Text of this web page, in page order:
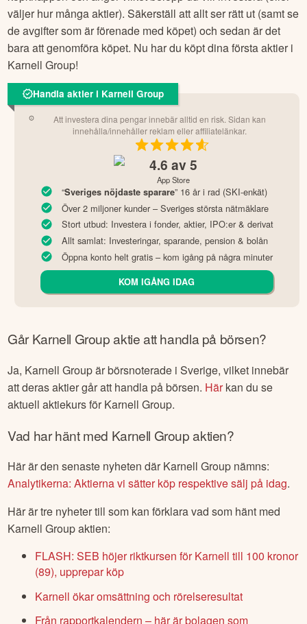
väljer hur många aktier). Säkerställ att allt ser rätt ut (samt se
de avgifter som är förenade med köpet) och sedan är det
bara att genomföra köpet. Nu har du köpt dina första aktier i
Karnell Group!
Handla aktier i Karnell Group
Att investera dina pengar innebär alltid en risk. Sidan kan
innehålla/innehåller reklam eller affiliatelänkar.
4.6 av 5
App Store
“Sveriges nöjdaste sparare” 16 år i rad (SKI-enkät)
Över 2 miljoner kunder – Sveriges största nätmäklare
Stort utbud: Investera i fonder, aktier, IPO:er & derivat
Allt samlat: Investeringar, sparande, pension & bolån
Öppna konto helt gratis – kom igång på några minuter
KOM IGÅNG IDAG
GårKarnell Groupaktie att handla på börsen?
Ja, Karnell Groupär börsnoterade i Sverige, vilket innebär
att deras aktier går att handla på börsen. Härkan du se
aktuell aktiekurs för Karnell Group.
Vad har hänt med Karnell Groupaktien?
Här är den senaste nyheten där Karnell Group nämns:
Analytikerna: Aktierna vi sätter köp respektive sälj på idag.
Här är tre nyheter till som kan förklara vad som hänt med
Karnell Groupaktien:
FLASH: SEB höjer riktkursen för Karnell till 100 kronor
(89), upprepar köp
Karnell ökar omsättning och rörelseresultat
Från rapportkalendern – här är bolagen som